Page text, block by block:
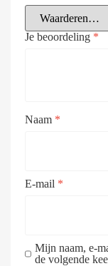
Je beoordeling *
Naam *
E-mail *
Mijn naam, e-
de volgende